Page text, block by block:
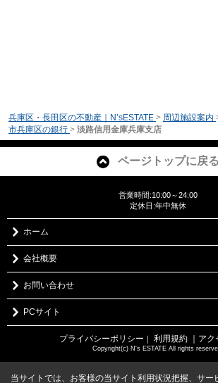
兵庫区・長田区の不動産｜N’sESTATE > 周辺施設案内
市兵庫区の銀行 > 淡路信用金庫兵庫支店
ページトップに戻る
営業時間:10:00～24:00
定休日:年中無休
ホーム
会社概要
お問い合わせ
PCサイト
プライバシーポリシー ｜ 利用規約 ｜ア
Copyright(c) N's ESTATE All rights
当サイトでは、お客様の当サイト利用状況把握、サー